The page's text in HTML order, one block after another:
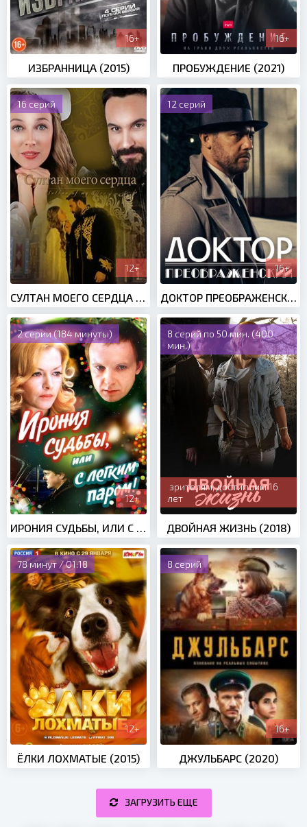
16+
ИЗБРАННИЦА (2015)
16+
ПРОБУЖДЕНИЕ (2021)
16 серий
12+
СУЛТАН МОЕГО СЕРДЦА 2 СЕЗОН (2021)
12 серий
16+
ДОКТОР ПРЕОБРАЖЕНСКИЙ (2020)
2 серии (184 минуты)
12+
ИРОНИЯ СУДЬБЫ, ИЛИ С ЛЕГКИМ ПАРОМ! (1975)
8 серий по 50 мин. (400
мин.)
зрителям, достигшим 16
лет
ДВОЙНАЯ ЖИЗНЬ (2018)
78 минут / 01:18
12+
ЁЛКИ ЛОХМАТЫЕ (2015)
8 серий
16+
ДЖУЛЬБАРС (2020)
ЗАГРУЗИТЬ ЕЩЕ